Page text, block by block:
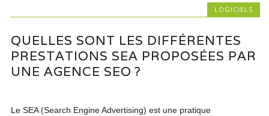
LOGICIELS
QUELLES SONT LES DIFFÉRENTES
PRESTATIONS SEA PROPOSÉES PAR
UNE AGENCE SEO ?
Le SEA (Search Engine Advertising) est une pratique